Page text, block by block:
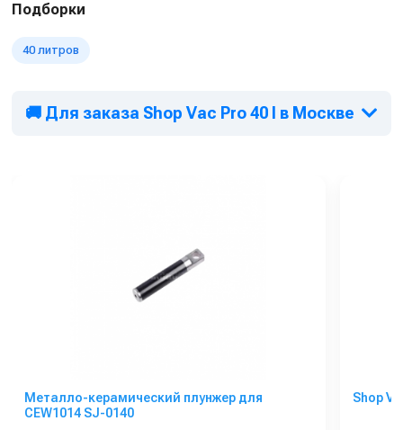
Подборки
40 литров
🚚 Для заказа Shop Vac Pro 40 I в Москве
Металло-керамический плунжер для
CEW1014 SJ-0140
Shop